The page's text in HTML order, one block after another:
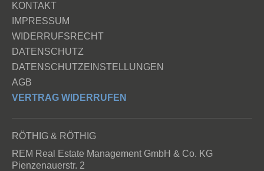
KONTAKT
IMPRESSUM
WIDERRUFSRECHT
DATENSCHUTZ
DATENSCHUTZEINSTELLUNGEN
AGB
VERTRAG WIDERRUFEN
RÖTHIG & RÖTHIG
REM Real Estate Management GmbH & Co. KG
Pienzenauerstr. 2